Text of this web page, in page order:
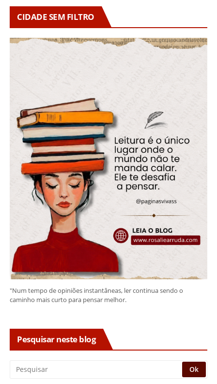
CIDADE SEM FILTRO
"Num tempo de opiniões instantâneas, ler continua sendo o
caminho mais curto para pensar melhor.
Pesquisar neste blog